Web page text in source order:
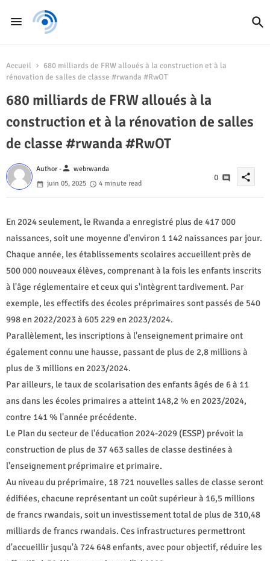
Accueil
680 milliards de FRW alloués à la construction et à la
rénovation de salles de classe #rwanda #RwOT
680 milliards de FRW alloués à la
construction et à la rénovation de salles
de classe #rwanda #RwOT
Author -person webrwanda
juin 05, 2025
4 minute read
0 share
En 2024 seulement, le Rwanda a enregistré plus de 417 000
naissances, soit une moyenne d'environ 1 142 naissances par jour.
Chaque année, les établissements scolaires accueillent près de
500 000 nouveaux élèves, comprenant à la fois les enfants inscrits
à l'âge réglementaire et ceux qui s'intègrent tardivement. Par
exemple, les effectifs des écoles préprimaires sont passés de 540
998 en 2022/2023 à 605 229 en 2023/2024.
Parallèlement, les inscriptions à l'enseignement primaire ont
également connu une hausse, passant de plus de 2,8 millions à
plus de 3 millions en 2023/2024.
Par ailleurs, le taux de scolarisation des enfants âgés de 6 à 11
ans dans les écoles primaires a atteint 148,2 % en 2023/2024,
contre 141 % l'année précédente.
Le Plan du secteur de l'éducation 2024-2029 (ESSP) prévoit la
construction de plus de 37 463 salles de classe destinées à
l'enseignement préprimaire et primaire.
Au niveau du préprimaire, 18 721 nouvelles salles de classe seront
édifiées, chacune représentant un coût supérieur à 16,5 millions
de francs rwandais, soit un investissement total de plus de 310,48
milliards de francs rwandais. Ces infrastructures permettront
d'accueillir jusqu'à 724 648 enfants, avec pour objectif, réduire les